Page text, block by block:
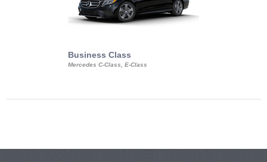
Business Class
Mercedes C-Class, E-Class